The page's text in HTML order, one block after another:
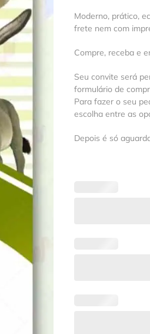
Moderno, prático,
frete nem com
Compre, receba e
Seu convite será
formulário de
Para fazer o seu
escolha entre as
Depois é só